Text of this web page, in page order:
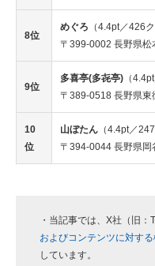
8位
めぐろ （4.4pt／426
〒399-0002 長野県松
9位
多喜亭(多㐂亭) （
〒389-0518 長野県
10
位
山ぼたん （4.4pt／
〒394-0044 長野県岡
・当記事では、X社（旧：
およびコンテンツに対す
しています。